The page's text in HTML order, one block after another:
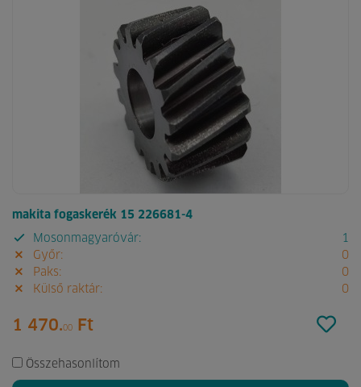
makita fogaskerék 15 226681-4
Mosonmagyaróvár:
1
Győr:
0
Paks:
0
Külső raktár:
0
1 470.00 Ft
Összehasonlítom